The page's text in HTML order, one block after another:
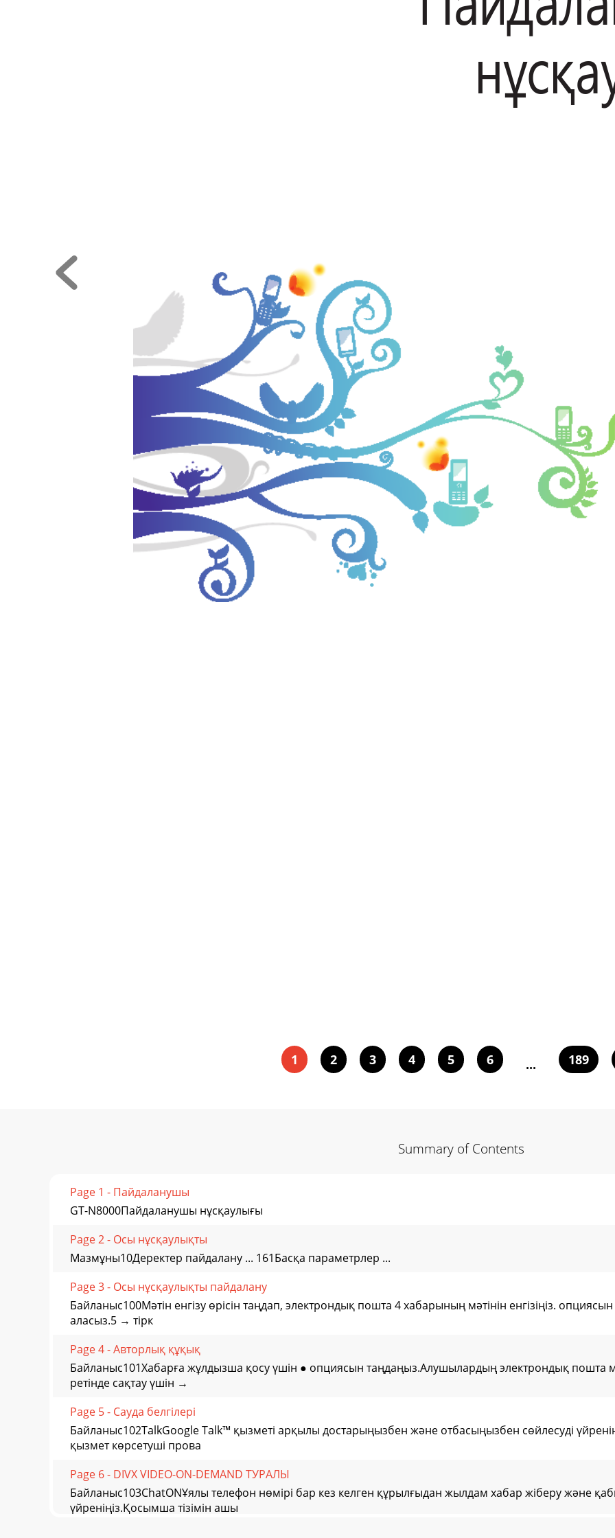
1 2 3 4 5 6 ... 189
Summary of Contents
Page 1 - Пайдаланушы
GT-N8000Пайдаланушы нұсқаулығы
Page 2 - Осы нұсқаулықты
Мазмұны10Деректер пайдалану ... 161Басқа параметрлер ...
Page 3 - Осы нұсқаулықты пайдалану
Байланыс100Мәтін енгізу өрісін таңдап, электрондық пошта 4 хабарының мәтінін енгізіңіз.
аласыз.5 → тірк
Page 4 - Авторлық құқық
Байланыс101Хабарға жұлдызша қосу үшін ● опциясын таңдаңыз.Алушылардың электрондық пошта
ретінде сақтау үшін →
Page 5 - Сауда белгілері
Байланыс102TalkGoogle Talk™ қызметі арқылы достарыңызбен және отбасыңызбен сөйлесуді
қызмет көрсетуші прова
Page 6 - DIVX VIDEO-ON-DEMAND ТУРАЛЫ
Байланыс103ChatONҰялы телефон нөмірі бар кез келген құрылғыдан жылдам хабар жіберу және
үйреніңіз.Қосымша тізімін ашы